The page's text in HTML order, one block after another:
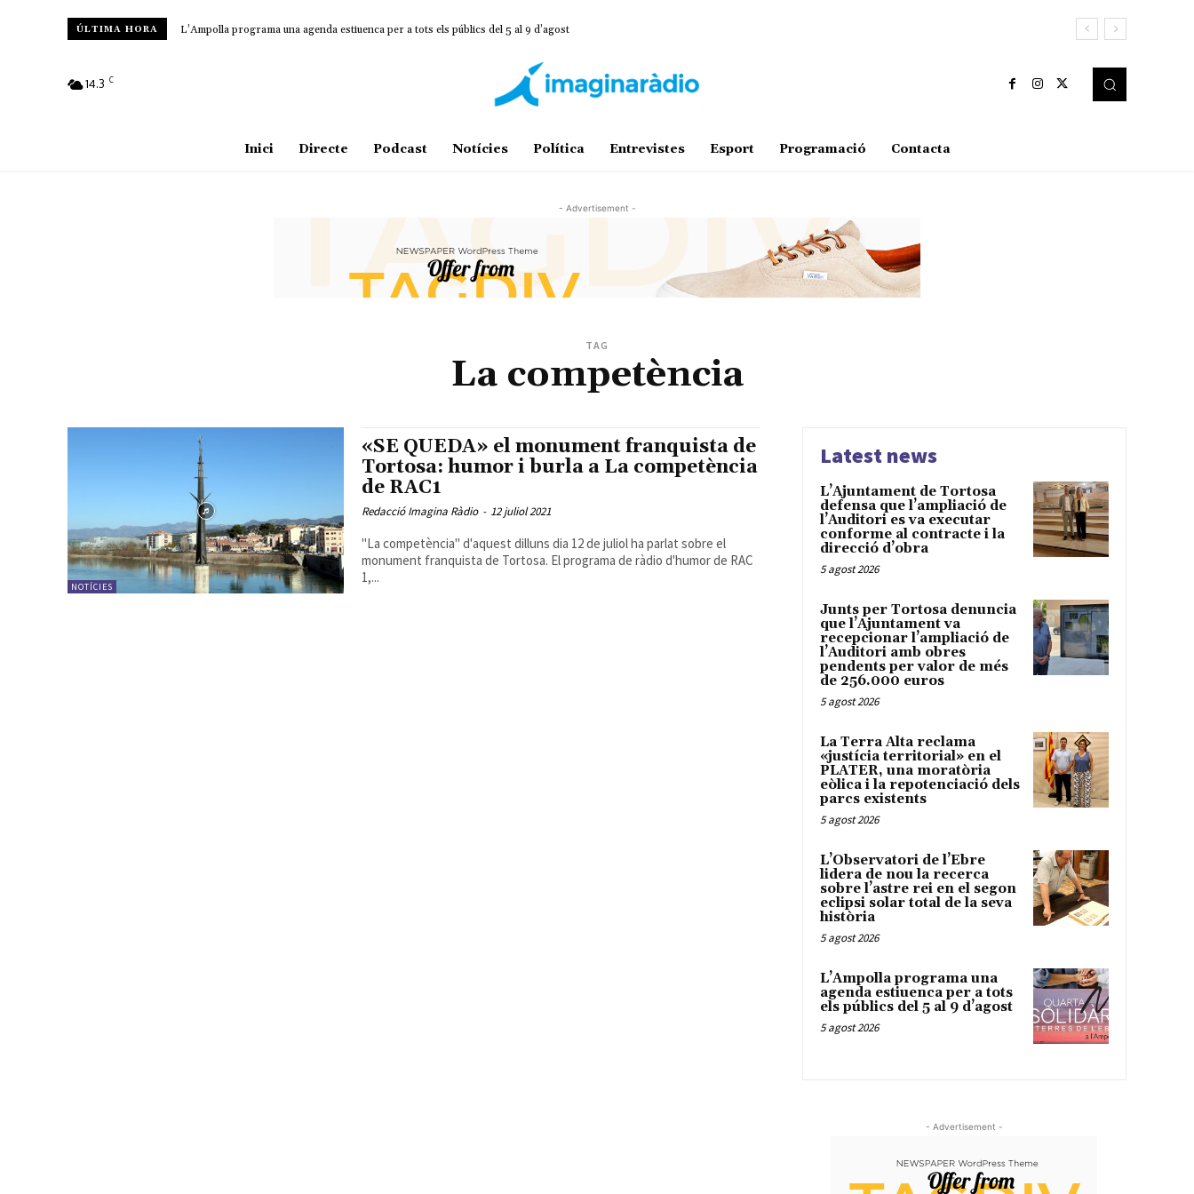
ÚLTIMA HORA L’Ampolla programa una agenda estiuenca per a tots els públics del 5 al 9 d’agost
14.3 C
Inici Directe Podcast Notícies Política Entrevistes Esport Programació Contacta
- Advertisement -
TAG
La competència
NOTÍCIES
«SE QUEDA» el monument franquista de
Tortosa: humor i burla a La competència
de RAC1
Redacció Imagina Ràdio - 12 juliol 2021
"La competència" d'aquest dilluns dia 12 de juliol ha parlat sobre el
monument franquista de Tortosa. El programa de ràdio d'humor de RAC
1,...
Latest news
L’Ajuntament de Tortosa
defensa que l’ampliació de
l’Auditori es va executar
conforme al contracte i la
direcció d’obra
5 agost 2026
Junts per Tortosa denuncia
que l’Ajuntament va
recepcionar l’ampliació de
l’Auditori amb obres
pendents per valor de més
de 256.000 euros
5 agost 2026
La Terra Alta reclama
«justícia territorial» en el
PLATER, una moratòria
eòlica i la repotenciació dels
parcs existents
5 agost 2026
L’Observatori de l’Ebre
lidera de nou la recerca
sobre l’astre rei en el segon
eclipsi solar total de la seva
història
5 agost 2026
L’Ampolla programa una
agenda estiuenca per a tots
els públics del 5 al 9 d’agost
5 agost 2026
- Advertisement -